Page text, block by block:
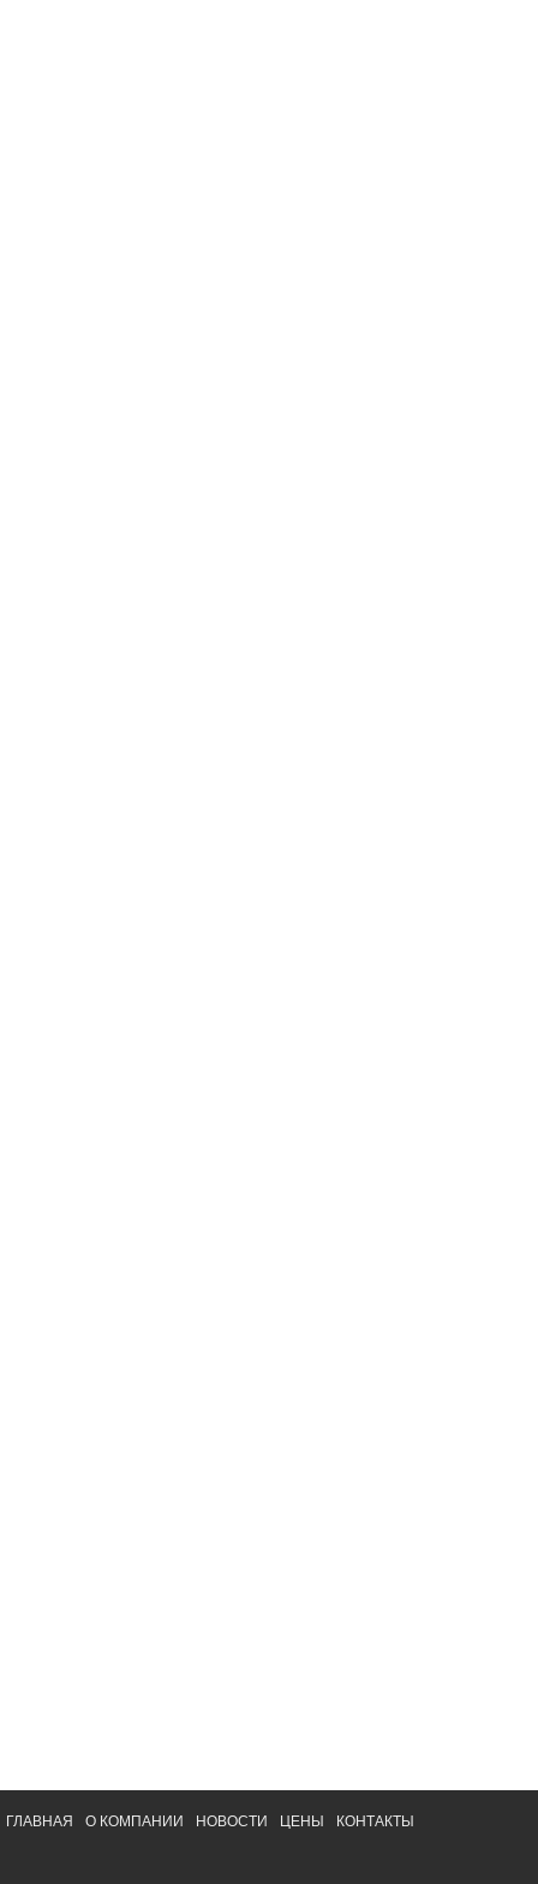
ГЛАВНАЯ О КОМПАНИИ НОВОСТИ ЦЕНЫ КОНТАКТЫ